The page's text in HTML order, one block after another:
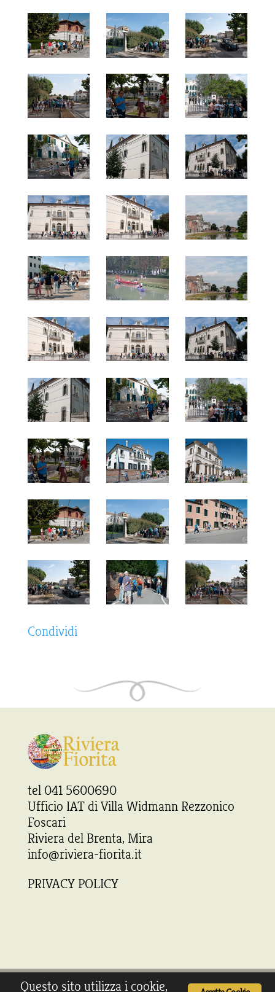
Condividi
tel 041 5600690
Ufficio IAT di Villa Widmann Rezzonico
Foscari
Riviera del Brenta, Mira
info@riviera-fiorita.it
PRIVACY POLICY
Questo sito utilizza i cookie,